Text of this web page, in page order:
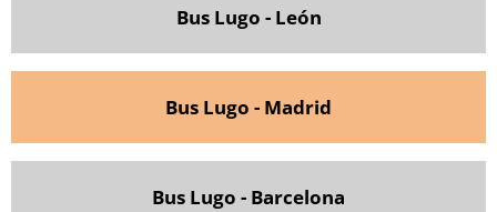
Bus Lugo - León
Bus Lugo - Madrid
Bus Lugo - Barcelona